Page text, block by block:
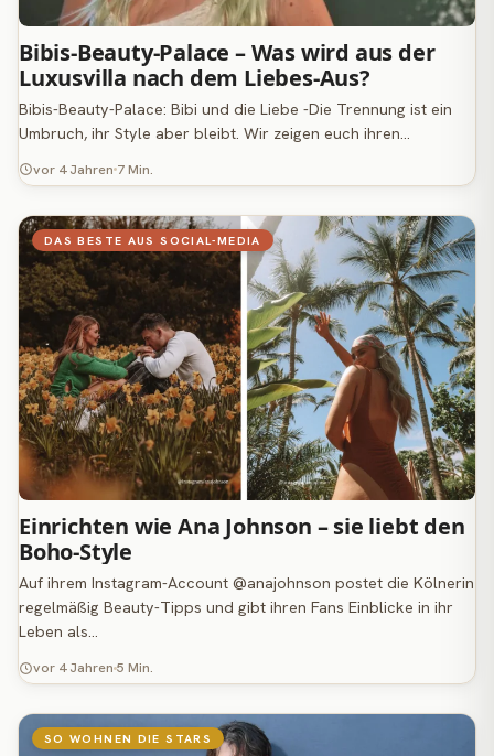
Bibis-Beauty-Palace – Was wird aus der
Luxusvilla nach dem Liebes-Aus?
Bibis-Beauty-Palace: Bibi und die Liebe -Die Trennung ist ein
Umbruch, ihr Style aber bleibt. Wir zeigen euch ihren…
vor 4 Jahren 7 Min.
DAS BESTE AUS SOCIAL-MEDIA
Einrichten wie Ana Johnson – sie liebt den
Boho-Style
Auf ihrem Instagram-Account @anajohnson postet die Kölnerin
regelmäßig Beauty-Tipps und gibt ihren Fans Einblicke in ihr
Leben als…
vor 4 Jahren 5 Min.
SO WOHNEN DIE STARS